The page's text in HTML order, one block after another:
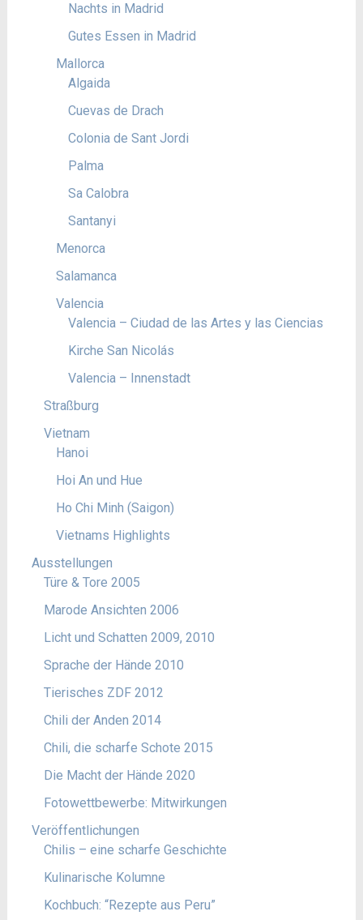
Nachts in Madrid
Gutes Essen in Madrid
Mallorca
Algaida
Cuevas de Drach
Colonia de Sant Jordi
Palma
Sa Calobra
Santanyi
Menorca
Salamanca
Valencia
Valencia – Ciudad de las Artes y las Ciencias
Kirche San Nicolás
Valencia – Innenstadt
Straßburg
Vietnam
Hanoi
Hoi An und Hue
Ho Chi Minh (Saigon)
Vietnams Highlights
Ausstellungen
Türe & Tore 2005
Marode Ansichten 2006
Licht und Schatten 2009, 2010
Sprache der Hände 2010
Tierisches ZDF 2012
Chili der Anden 2014
Chili, die scharfe Schote 2015
Die Macht der Hände 2020
Fotowettbewerbe: Mitwirkungen
Veröffentlichungen
Chilis – eine scharfe Geschichte
Kulinarische Kolumne
Kochbuch: “Rezepte aus Peru”